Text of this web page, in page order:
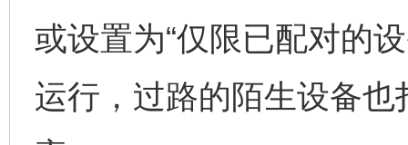
或设置为“仅限已配对的
运行，过路的陌生设备